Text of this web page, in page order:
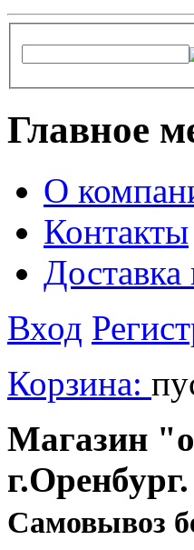
Главное
О
Контакты
Вход
Корзина:
Магазин
Cамовывоз